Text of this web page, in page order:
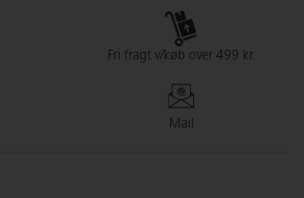
Fri fragt v/køb over 499 kr.
Mail